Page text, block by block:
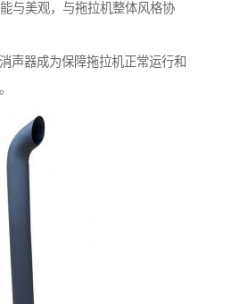
与美观，与拖拉机整体风格协
声器成为保障拖拉机正常运行和